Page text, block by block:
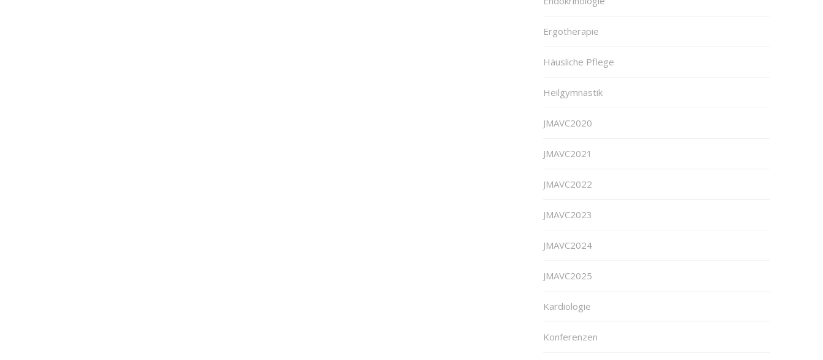
Ergotherapie
Häusliche Pflege
Heilgymnastik
JMAVC2020
JMAVC2021
JMAVC2022
JMAVC2023
JMAVC2024
JMAVC2025
Kardiologie
Konferenzen